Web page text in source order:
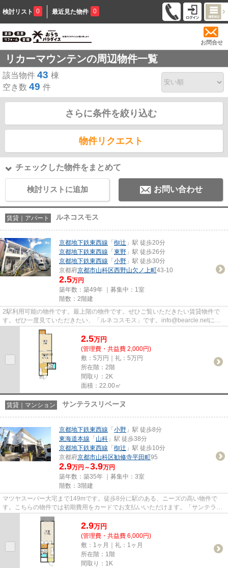
検討リスト 0 最近見た物件 0
お問合せ
リカーマウンテンの周辺物件一覧
該当物件 43 棟
空き数 49 件
さらに条件を絞り込む
物件リクエスト
チェックした物件をまとめて
検討リストに追加 お問い合わせ
賃貸｜アパート ルネコスモス
京都地下鉄東西線 「 椥辻 」駅 徒歩20分
京都地下鉄東西線 「 東野 」駅 徒歩26分
京都地下鉄東西線 「 小野 」駅 徒歩30分
京都府京都市山科区西野山欠ノ上町43-10
2.5万円
築年数：築49年 ｜募集中： 1室
階数：2階建
2駅利用可能の物件です。最上階の物件です。ぜひご覧いただきたい賃貸物件で
す。ぜひ一度見ていただきたい、「ルネコスモス」です。info@bearcle.netにご
連絡いただければ、不動産情報...
2.5万円
(管理費・共益費 2,000円)
敷：5万円｜礼：5万円
所在階：2階
間取り：2K
面積：22.00㎡
賃貸｜マンション サンテラスリベーヌ
京都地下鉄東西線 「 小野 」駅 徒歩8分
東海道本線 「 山科 」駅 徒歩38分
京都地下鉄東西線 「 椥辻 」駅 徒歩10分
京都府京都市山科区勧修寺平田町95
2.9万円～3.9万円
築年数：築35年 ｜募集中： 3室
階数：3階建
マツヤスーパー大宅まで149mです。徒歩8分に駅のある、ニーズの高い物件で
す。こちらの物件では初期費用をカードでお支払いいただけます。「サンテラス
リベーヌ」のここがイチオシ。京...
2.9万円
(管理費・共益費 6,000円)
敷：1ヶ月｜礼：1ヶ月
所在階：1階
間取り：1K